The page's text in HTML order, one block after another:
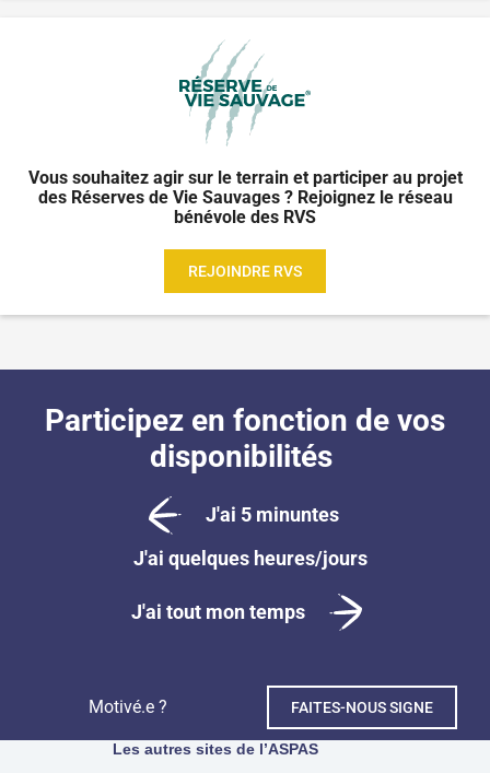
Vous souhaitez agir sur le terrain et participer au projet
des Réserves de Vie Sauvages ? Rejoignez le réseau
bénévole des RVS
REJOINDRE RVS
Participez en fonction de vos
disponibilités
J'ai 5 minuntes
J'ai quelques heures/jours
J'ai tout mon temps
Motivé.e ? FAITES-NOUS SIGNE
Les autres sites de l’ASPAS